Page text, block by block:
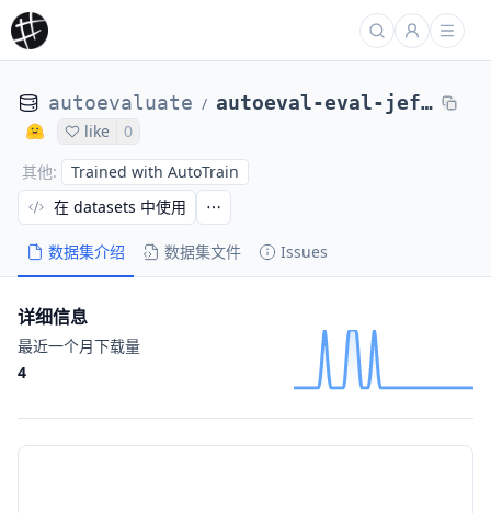
autoevaluate / autoeval-eval-jeffdshen__redefine_math_test0-jeffdshen__redefine_math-58f952-1666158900
like
0
其他: Trained with AutoTrain
数据集介绍 数据集文件 Issues
在 datasets 中使用
详细信息
最近一个月下载量
4